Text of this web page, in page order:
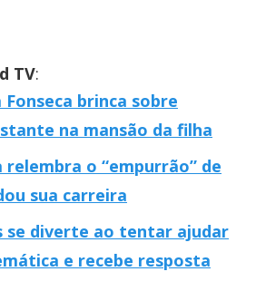
TV:
brinca sobre
na mansão da filha
o “empurrão” de
sua carreira
se diverte ao tentar ajudar
e recebe resposta